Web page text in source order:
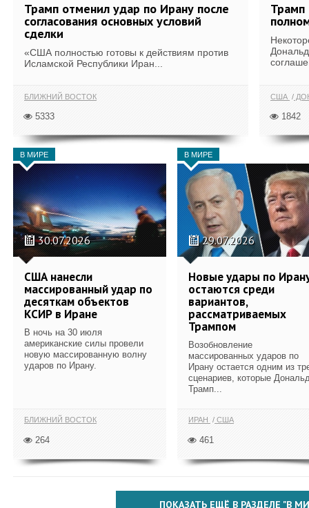
Трамп отменил удар по Ирану после
согласования основных условий
сделки
«США полностью готовы к действиям против
Исламской Республики Иран...
БЛИЖНИЙ ВОСТОК
5333
Трамп
США
1842
В МИРЕ
30.07.2026
США нанесли
массированный удар по
десяткам объектов
КСИР в Иране
В ночь на 30 июля
американские силы провели
новую массированную волну
ударов по Ирану.
БЛИЖНИЙ ВОСТОК
264
В МИРЕ
29.07.2026
Новые удары по
остаются среди
вариантов,
рассматриваемых
Трампом
Возобновление
массированных ударов по
Ирану остается одним из
сценариев, которые
Трамп...
ИРАН США
461
ПОКАЗАТЬ ЕЩЁ В РАЗДЕЛЕ "В